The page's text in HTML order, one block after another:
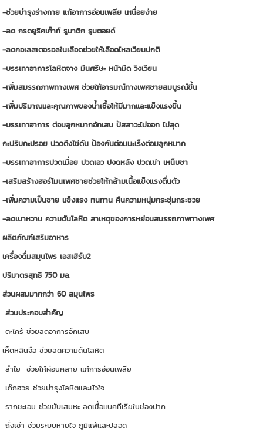
-ช่วยบำรุงร่างกาย แก้อาการอ่อนเพลีย เหนื่อยง่าย
-ลด กรดยูริคเก๊าท์ รูมาติก รูมตอยด์
-ลดคอเลสเตอรอลในเลือดช่วยให้เลือดไหลเวียนปกติ
-บรรเทาอาการโลหิตจาง มึนศรีษะ หน้ามืด วิงเวียน
-เพิ่มสมรรถภาพทางเพศ ช่วยให้อารมณ์ทางเพศชายสมบูรณ์ขึ้น
-เพิ่มปริมาณและคุณภาพของนํ้าเชื้อให้มีมากและแข็งแรงขึ้น
-บรรเทาอาการ ต่อมลูกหมากอักเสบ ปัสสาวะไม่ออก ไม่สุด
กะปริบกะปรอย ปวดตึงไข่ดัน ป้องกันต่อมมะเร็งต่อมลูกหมาก
-บรรเทาอาการปวดเมื่อย ปวดเอว ปงดหลัง ปวดเข่า เหน็บชา
-เสริมสร้างฮอร์โมนเพศชายช่วยให้กล้ามเนื้อแข็งแรงตื่นตัว
-เพิ่มความเป็นชาย แข็งแรง ทนทาน คืนความหนุ่มกระชุ่มกระชวย
-ลดเบาหวาน ความดันโลหิต สาเหตุของการหย่อนสมรรถภาพทางเพศ
ผลิตภัณฑ์เสริมอาหาร
เครื่องดื่มสมุนไพร เอสเฮิร์บ2
ปริมาตรสุทธิ 750 มล.
ส่วนผสมมากกว่า 60 สมุนไพร
ส่วนประกอบสำคัญ
ตะไคร้ ช่วยลดอาการอักเสบ
เห็ดหลินจือ ช่วยลดความดันโลหิต
ลำไย ช่วยให้ผ่อนคลาย แก้การอ่อนเพลีย
เก๊กฮวย ช่วยบำรุงโลหิตและหัวใจ
รากชะเอม ช่วยขับเสมหะ ลดเชื้อแบคทีเรียในช่องปาก
ถั่งเช่า ช่วยระบบหายใจ ภูมิแพ้และปลอด